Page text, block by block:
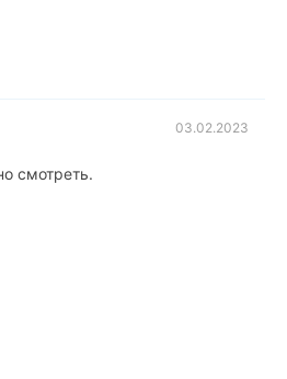
03.02.2023
смотреть.